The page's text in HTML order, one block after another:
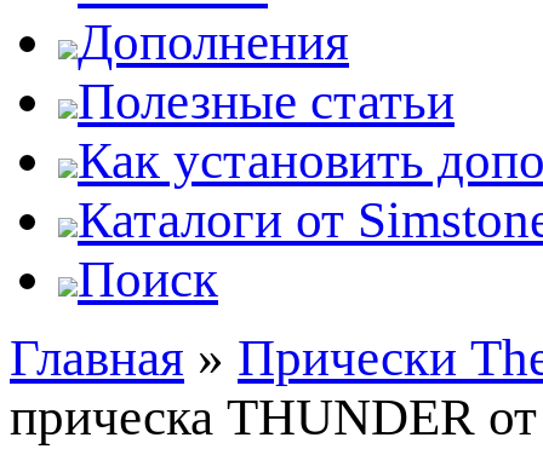
Дополнения
Полезные статьи
Как установить
Каталоги от
Поиск
Главная » Прически
прическа THUNDER